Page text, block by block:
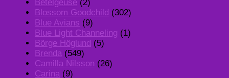
Betelgeuse (2)
Blossom Goodchild (302)
Blue Avians (9)
Blue Light Channeling (1)
Börge Höglund (5)
Brenda (549)
Camilla Nilsson (26)
Carina (9)